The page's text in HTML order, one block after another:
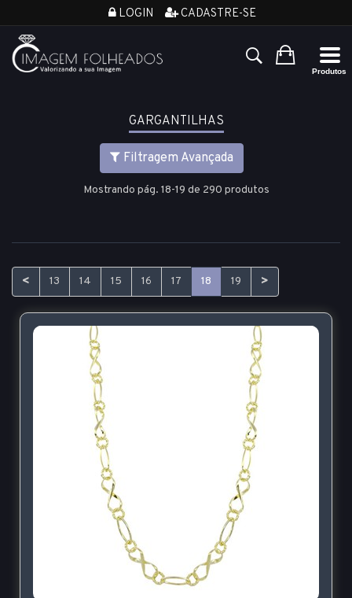
LOGIN CADASTRE-SE
GARGANTILHAS
Filtragem Avançada
Mostrando pág. 18-19 de 290 produtos
< 13 14 15 16 17 18 19 >